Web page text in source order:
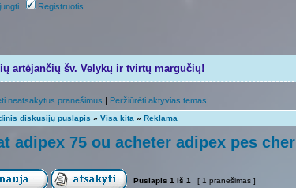
Registruotis
artėjančių šv. Velykų ir tvirtų margučių!
neatsakytus pranešimus | Peržiūrėti aktyvias temas
diskusijų puslapis » Visa kita » Reklama
adipex 75 ou acheter adipex pes cher
Puslapis 1 iš 1 [ 1 pranešimas ]